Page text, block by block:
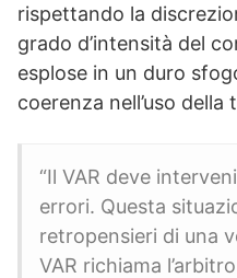
rispettando la
grado d’intensità del
esplose in un duro
coerenza nell’uso della
“Il VAR deve
errori. Questa
retropensieri di una
VAR richiama